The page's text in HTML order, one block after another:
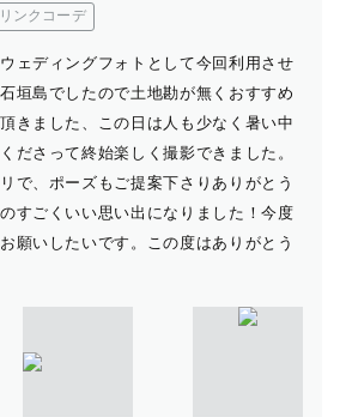
ンクコーデ
ェディングフォトとして今回利用させ
垣島でしたので土地勘が無くおすすめ
きました、この日は人も少なく暑い中
ださって終始楽しく撮影できました。
で、ポーズもご提案下さりありがとう
すごくいい思い出になりました！今度
願いしたいです。この度はありがとう